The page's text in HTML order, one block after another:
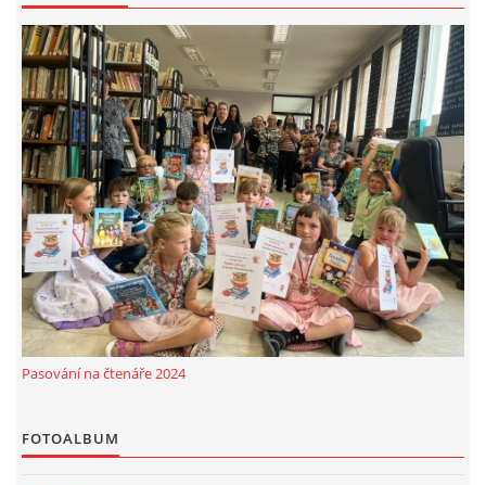
Pasování na čtenáře 2024
FOTOALBUM